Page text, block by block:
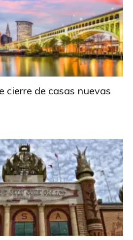
cierre de casas nuevas